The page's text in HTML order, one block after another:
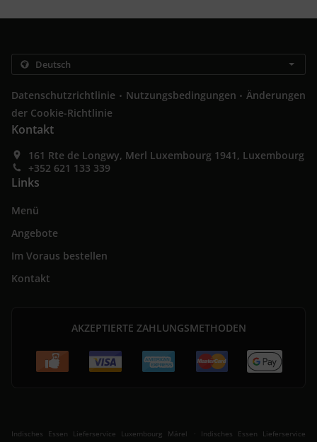
Datenschutzrichtlinie . Nutzungsbedingungen . Änderungen
der Cookie-Richtlinie
Kontakt
161 Rte de Longwy, Merl Luxembourg 1941, Luxembourg
+352 621 133 339
Links
Menü
Angebote
Im Voraus bestellen
Kontakt
AKZEPTIERTE ZAHLUNGSMETHODEN
Indisches Essen Lieferservice Luxembourg Märel . Indisches Essen Lieferservice